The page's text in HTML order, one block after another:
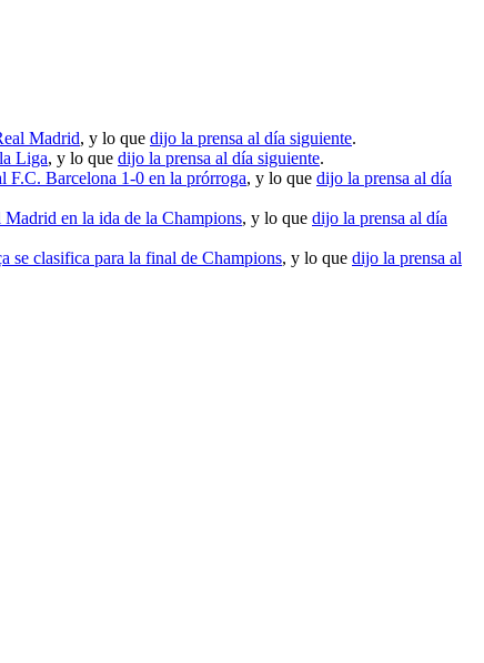
Madrid, y lo que dijo la prensa al día siguiente.
Liga, y lo que dijo la prensa al día siguiente.
F.C. Barcelona 1-0 en la prórroga, y lo que dijo la prensa al día
en la ida de la Champions, y lo que dijo la prensa al día
se clasifica para la final de Champions, y lo que dijo la prensa al